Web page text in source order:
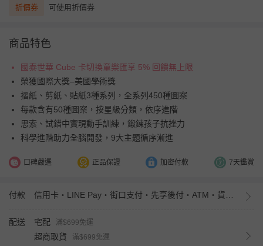
折價券 可使用折價券
商品特色
國泰世華 Cube 卡切換童樂匯享 5% 回饋無上限
榮獲國際大獎–美國學術獎
摺紙、剪紙、貼紙3種系列，全系列450種圖案
每款含有50種圖案，按星級分類，依序進階
思索、試錯中實現動手訓練，鍛鍊孩子抗挫力
科學進階助力全腦開發，9大主題循序漸進
口碑嚴選 正品保證 加密付款 7天鑑賞
付款
配送 宅配 滿$699免運
超商取貨
滿$699免運